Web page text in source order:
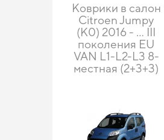
Коврики в салон
Citroen Jumpy
(K0) 2016 - ... III
поколения EU
VAN L1-L2-L3 8-
местная (2+3+3)